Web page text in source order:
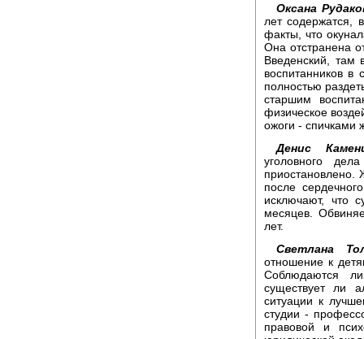
Оксана
лет содержатся,
факты, что
Она отстранена
Введенский, там
воспитанников в
полностью
старшим
физическое
ожоги - спичками
Денис
уголовного
после
исключают, что
месяцев.
лет.
Светлана
отношение к
Соблюдаются
существует ли
ситуации к
студии -
правовой и